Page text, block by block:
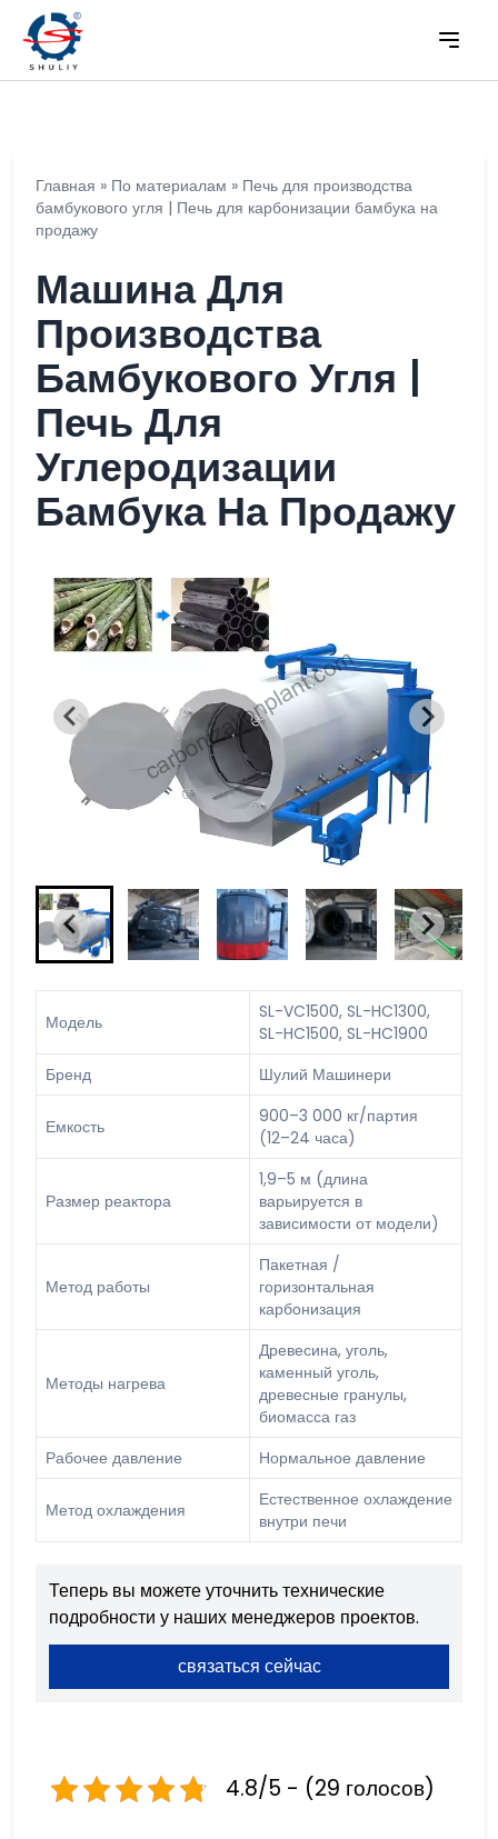
Главная » По материалам » Печь для производства
бамбукового угля | Печь для карбонизации бамбука на
продажу
Машина Для
Производства
Бамбукового Угля |
Печь Для
Углеродизации
Бамбука На Продажу
Модель
SL-VC1500, SL-HC1300,
SL-HC1500, SL-HC1900
Бренд
Шулий Машинери
Емкость
900–3 000 кг/партия
(12–24 часа)
Размер реактора
1,9–5 м (длина
варьируется в
зависимости от модели)
Метод работы
Пакетная /
горизонтальная
карбонизация
Методы нагрева
Древесина, уголь,
каменный уголь,
древесные гранулы,
биомасса газ
Рабочее давление
Нормальное давление
Метод охлаждения
Естественное охлаждение
внутри печи
Теперь вы можете уточнить технические
подробности у наших менеджеров проектов.
связаться сейчас
4.8/5 - (29 голосов)